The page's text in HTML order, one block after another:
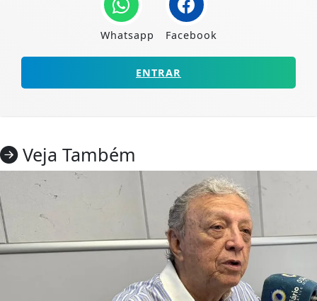
Whatsapp Facebook
ENTRAR
Veja Também